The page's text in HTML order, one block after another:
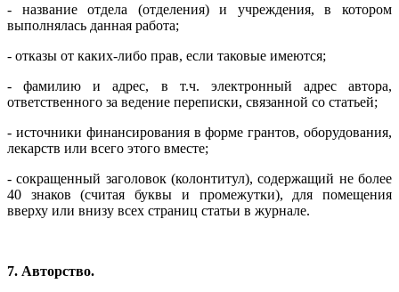
- название отдела (отделения) и учреждения, в котором
выполнялась данная работа;
- отказы от каких-либо прав, если таковые имеются;
- фамилию и адрес, в т.ч. электронный адрес автора,
ответственного за ведение переписки, связанной со статьей;
- источники финансирования в форме грантов, оборудования,
лекарств или всего этого вместе;
- сокращенный заголовок (колонтитул), содержащий не более
40 знаков (считая буквы и промежутки), для помещения
вверху или внизу всех страниц статьи в журнале.
7. Авторство.